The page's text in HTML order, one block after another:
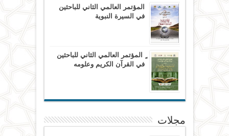
المؤتمر العالمي الثاني للباحثين
في السيرة النبوية
ٍ المؤتمر العالمي الثاني للباحثين
في القرآن الكريم وعلومه
مجلات